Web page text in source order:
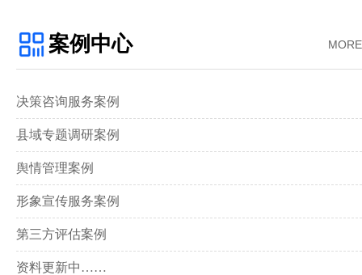
MORE
案例中心
决策咨询服务案例
县域专题调研案例
舆情管理案例
形象宣传服务案例
第三方评估案例
资料更新中……